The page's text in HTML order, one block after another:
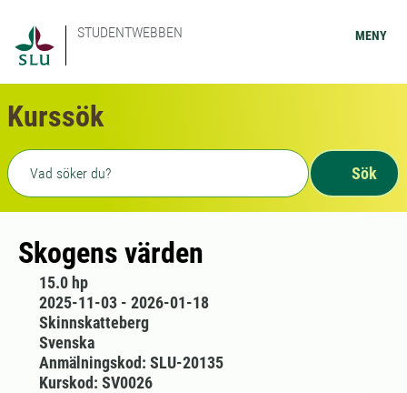
STUDENTWEBBEN MENY
Kurssök
Fritext sökning
Sök
Skogens värden
15.0 hp
2025-11-03 - 2026-01-18
Skinnskatteberg
Svenska
Anmälningskod: SLU-20135
Kurskod: SV0026